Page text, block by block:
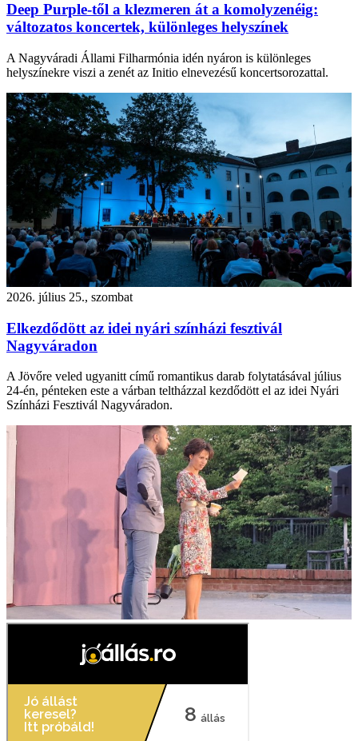
Deep Purple-től a klezmeren át a komolyzenéig:
változatos koncertek, különleges helyszínek
A Nagyváradi Állami Filharmónia idén nyáron is különleges
helyszínekre viszi a zenét az Initio elnevezésű koncertsorozattal.
2026. július 25., szombat
Elkezdődött az idei nyári színházi fesztivál
Nagyváradon
A Jövőre veled ugyanitt című romantikus darab folytatásával július
24-én, pénteken este a várban teltházzal kezdődött el az idei Nyári
Színházi Fesztivál Nagyváradon.